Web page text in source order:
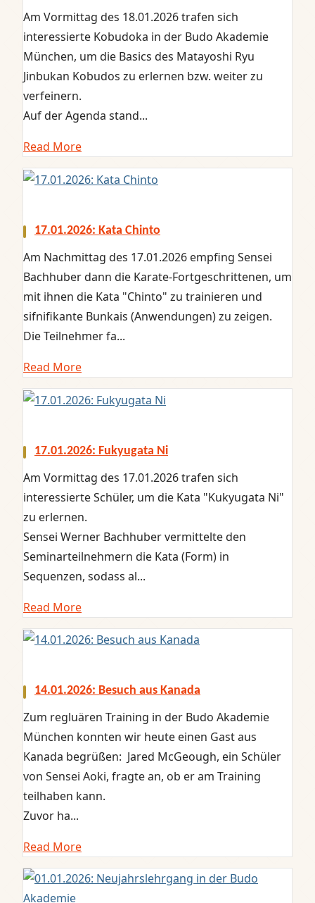
Am Vormittag des 18.01.2026 trafen sich
interessierte Kobudoka in der Budo Akademie
München, um die Basics des Matayoshi Ryu
Jinbukan Kobudos zu erlernen bzw. weiter zu
verfeinern.
Auf der Agenda stand...
Read More
17.01.2026: Kata Chinto
Am Nachmittag des 17.01.2026 empfing Sensei
Bachhuber dann die Karate-Fortgeschrittenen, um
mit ihnen die Kata "Chinto" zu trainieren und
sifnifikante Bunkais (Anwendungen) zu zeigen.
Die Teilnehmer fa...
Read More
17.01.2026: Fukyugata Ni
Am Vormittag des 17.01.2026 trafen sich
interessierte Schüler, um die Kata "Kukyugata Ni"
zu erlernen.
Sensei Werner Bachhuber vermittelte den
Seminarteilnehmern die Kata (Form) in
Sequenzen, sodass al...
Read More
14.01.2026: Besuch aus Kanada
Zum regluären Training in der Budo Akademie
München konnten wir heute einen Gast aus
Kanada begrüßen: Jared McGeough, ein Schüler
von Sensei Aoki, fragte an, ob er am Training
teilhaben kann.
Zuvor ha...
Read More